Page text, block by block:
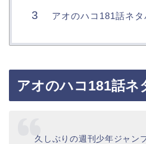
アオのハコ181話ネ
アオのハコ181話ネ
久しぶりの週刊少年ジャン